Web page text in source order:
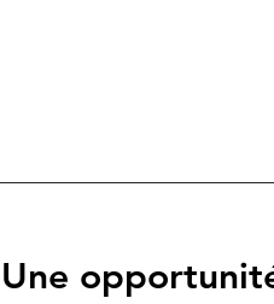
Une